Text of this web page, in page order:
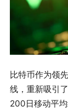
比特币作为领
线，重新吸引
200日移动平